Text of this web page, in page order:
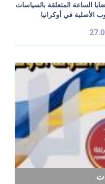
الساعة المتعلقة بالسياسات
الأصلية في أوكرانيا